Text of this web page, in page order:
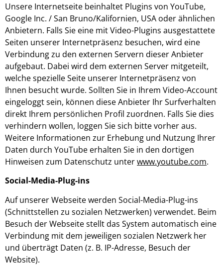
Unsere Internetseite beinhaltet Plugins von YouTube,
Google Inc. / San Bruno/Kalifornien, USA oder ähnlichen
Anbietern. Falls Sie eine mit Video-Plugins ausgestattete
Seiten unserer Internetpräsenz besuchen, wird eine
Verbindung zu den externen Servern dieser Anbieter
aufgebaut. Dabei wird dem externen Server mitgeteilt,
welche spezielle Seite unserer Internetpräsenz von
Ihnen besucht wurde. Sollten Sie in Ihrem Video-Account
eingeloggt sein, können diese Anbieter Ihr Surfverhalten
direkt Ihrem persönlichen Profil zuordnen. Falls Sie dies
verhindern wollen, loggen Sie sich bitte vorher aus.
Weitere Informationen zur Erhebung und Nutzung Ihrer
Daten durch YouTube erhalten Sie in den dortigen
Hinweisen zum Datenschutz unterwww.youtube.com.
Social-Media-Plug-ins
Auf unserer Webseite werden Social-Media-Plug-ins
(Schnittstellen zu sozialen Netz­werken) verwendet. Beim
Besuch der Webseite stellt das System automatisch eine
Verbindung mit dem jeweiligen sozialen Netzwerk her
und überträgt Daten (z. B. IP-Adresse, Besuch der
Website).